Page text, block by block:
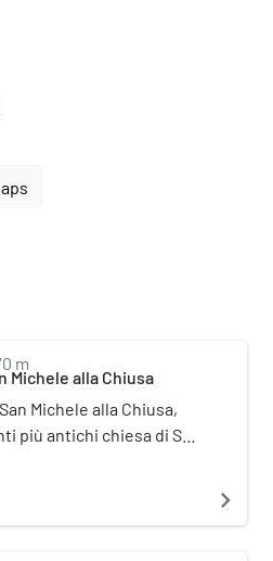
m
Michele alla Chiusa
Michele alla Chiusa,
più antichi chiesa di San
navigate_next